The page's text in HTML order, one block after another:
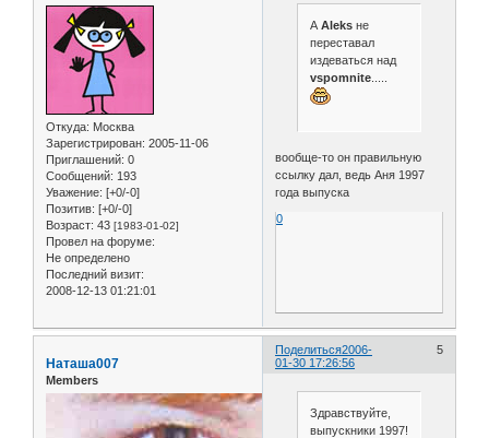
Откуда: Москва
Зарегистрирован: 2005-11-06
Приглашений: 0
Сообщений: 193
Уважение: [+0/-0]
Позитив: [+0/-0]
Возраст: 43 [1983-01-02]
Провел на форуме:
Не определено
Последний визит:
2008-12-13 01:21:01
А Aleks не
переставал
издеваться над
vspomnite.....
вообще-то он правильную
ссылку дал, ведь Аня 1997
года выпуска
0
Поделиться 5
2006-
01-30 17:26:56
Наташа007
Members
Здравствуйте,
выпускники 1997!